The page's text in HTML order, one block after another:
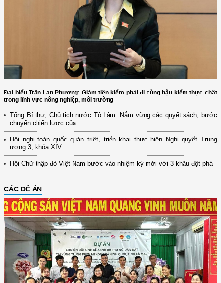
Đại biểu Trần Lan Phương: Giảm tiền kiểm phải đi cùng hậu kiểm thực chất
trong lĩnh vực nông nghiệp, môi trường
Tổng Bí thư, Chủ tịch nước Tô Lâm: Nắm vững các quyết sách, bước
chuyển chiến lược của...
Hội nghị toàn quốc quán triệt, triển khai thực hiện Nghị quyết Trung
ương 3, khóa XIV
Hội Chữ thập đỏ Việt Nam bước vào nhiệm kỳ mới với 3 khâu đột phá
CÁC ĐỀ ÁN